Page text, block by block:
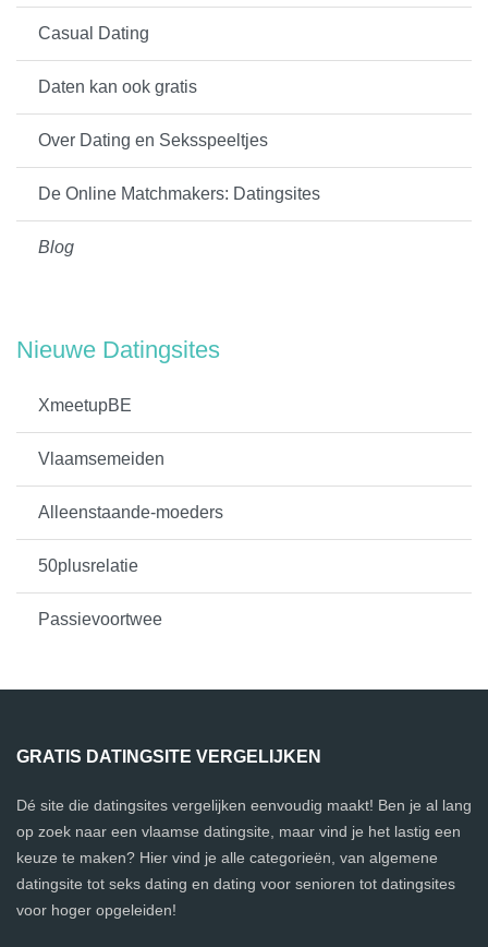
Casual Dating
Daten kan ook gratis
Over Dating en Seksspeeltjes
De Online Matchmakers: Datingsites
Blog
Nieuwe Datingsites
XmeetupBE
Vlaamsemeiden
Alleenstaande-moeders
50plusrelatie
Passievoortwee
GRATIS DATINGSITE VERGELIJKEN
Dé site die datingsites vergelijken eenvoudig maakt! Ben je al lang
op zoek naar een vlaamse datingsite, maar vind je het lastig een
keuze te maken? Hier vind je alle categorieën, van algemene
datingsite tot seks dating en dating voor senioren tot datingsites
voor hoger opgeleiden!